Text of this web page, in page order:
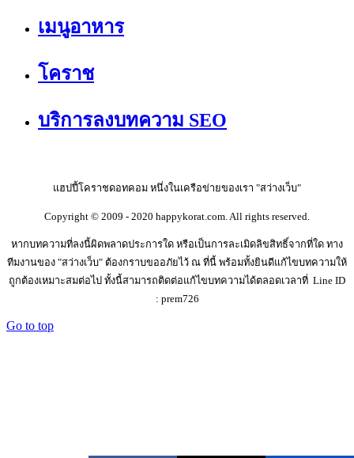
เมนูอาหาร
โคราช
บริการลงบทความ SEO
แฮปปี้โคราชดอทคอม หนึ่งในเครือข่ายของเรา "สว่างเว็บ"
Copyright © 2009 - 2020 happykorat.com. All rights reserved.
หากบทความที่ลงนี้ผิดพลาดประการใด หรือเป็นการละเมิดลิขสิทธิ์จากที่ใด ทาง
ทีมงานของ "สว่างเว็บ" ต้องกราบขออภัยไว้ ณ ที่นี้ พร้อมทั้งยินดีแก้ไขบทความให้
ถูกต้องเหมาะสมต่อไป ทั้งนี้สามารถติดต่อแก้ไขบทความได้ตลอดเวลาที่ Line ID
: prem726
Go to top